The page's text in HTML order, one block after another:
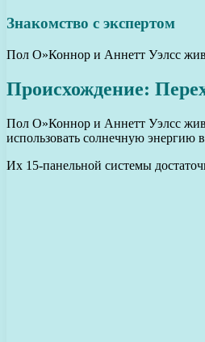
Знакомство с экспертом
Пол О»Коннор и Аннетт Уэлсс
Происхождение:
Пол О»Коннор и Аннетт Уэлсс
использовать солнечную энергию
Их 15-панельной системы